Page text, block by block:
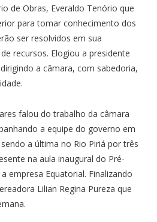
de Obras, Everaldo Tenório que
para tomar conhecimento dos
ser resolvidos em sua
recursos. Elogiou a presidente
a câmara, com sabedoria,
falou do trabalho da câmara
a equipe do governo em
a última no Rio Piriá por três
na aula inaugural do Pré-
empresa Equatorial. Finalizando
Lilian Regina Pureza que